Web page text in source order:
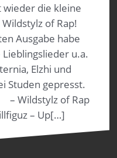
die kleine
of Rap!
Ausgabe habe
u.a.
Elzhi und
Studen gepresst.
Wildstylz of Rap
– Up[…]